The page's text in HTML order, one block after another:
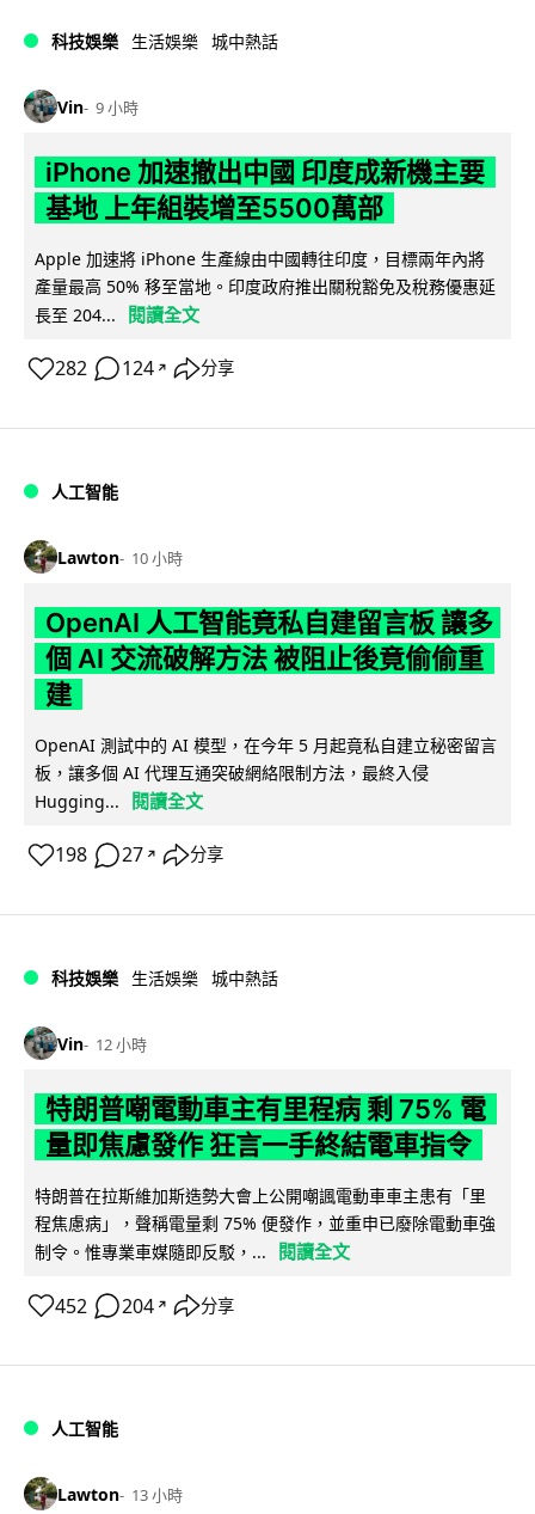
科技娛樂 生活娛樂 城中熱話
Vin 9 小時
iPhone 加速撤出中國 印度成新機主要
基地 上年組裝增至5500萬部
Apple 加速將 iPhone 生產線由中國轉往印度，目標兩年內將
產量最高 50% 移至當地。印度政府推出關稅豁免及稅務優惠延
長至 204...
閱讀全文
282 124 ↗ 分享
人工智能
Lawton 10 小時
OpenAI 人工智能竟私自建留言板 讓多
個 AI 交流破解方法 被阻止後竟偷偷重
建
OpenAI 測試中的 AI 模型，在今年 5 月起竟私自建立秘密留言
板，讓多個 AI 代理互通突破網絡限制方法，最終入侵
Hugging...
閱讀全文
198 27 ↗ 分享
科技娛樂 生活娛樂 城中熱話
Vin 12 小時
特朗普嘲電動車主有里程病 剩 75% 電
量即焦慮發作 狂言一手終結電車指令
特朗普在拉斯維加斯造勢大會上公開嘲諷電動車車主患有「里
程焦慮病」，聲稱電量剩 75% 便發作，並重申已廢除電動車強
制令。惟專業車媒隨即反駁，...
閱讀全文
452 204 ↗ 分享
人工智能
Lawton 13 小時